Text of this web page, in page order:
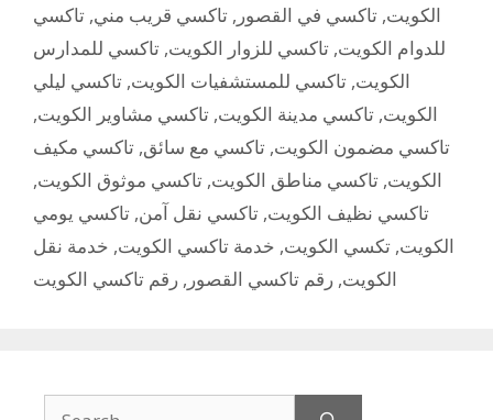
الكويت, تاكسي في القصور , تاكسي قريب مني, تاكسي
للدوام الكويت, تاكسي للزوار الكويت, تاكسي للمدارس
الكويت, تاكسي للمستشفيات الكويت, تاكسي ليلي
الكويت, تاكسي مدينة الكويت, تاكسي مشاوير الكويت,
تاكسي مضمون الكويت, تاكسي مع سائق, تاكسي مكيف
الكويت, تاكسي مناطق الكويت, تاكسي موثوق الكويت,
تاكسي نظيف الكويت, تاكسي نقل آمن, تاكسي يومي
الكويت, تكسي الكويت, خدمة تاكسي الكويت, خدمة نقل
الكويت, رقم تاكسي القصور , رقم تاكسي الكويت